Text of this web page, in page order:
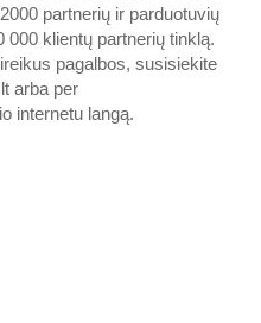
partnerių ir parduotuvių
000 klientų partnerių tinklą.
pagalbos, susisiekite
arba per
internetu langą.